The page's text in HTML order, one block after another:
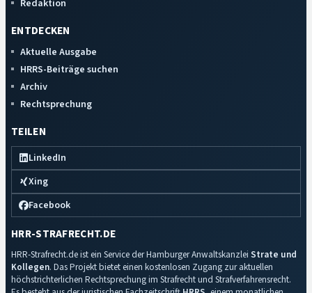
Redaktion
ENTDECKEN
Aktuelle Ausgabe
HRRS-Beiträge suchen
Archiv
Rechtsprechung
TEILEN
LinkedIn
Xing
Facebook
HRR-STRAFRECHT.DE
HRR-Strafrecht.de ist ein Service der Hamburger Anwaltskanzlei Strate und
Kollegen. Das Projekt bietet einen kostenlosen Zugang zur aktuellen
höchstrichterlichen Rechtsprechung im Strafrecht und Strafverfahrensrecht.